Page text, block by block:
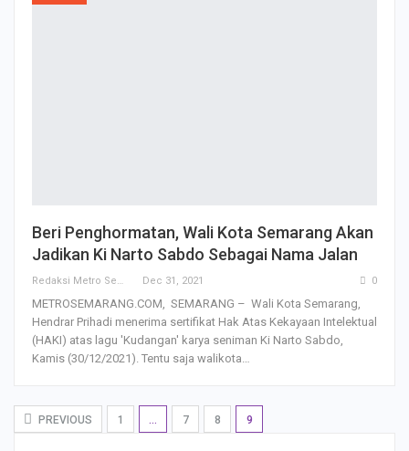
Beri Penghormatan, Wali Kota Semarang Akan
Jadikan Ki Narto Sabdo Sebagai Nama Jalan
Redaksi Metro Semarang Dec 31, 2021 0
METROSEMARANG.COM, SEMARANG – Wali Kota Semarang,
Hendrar Prihadi menerima sertifikat Hak Atas Kekayaan Intelektual
(HAKI) atas lagu 'Kudangan' karya seniman Ki Narto Sabdo,
Kamis (30/12/2021). Tentu saja walikota…
PREVIOUS 1 … 7 8 9